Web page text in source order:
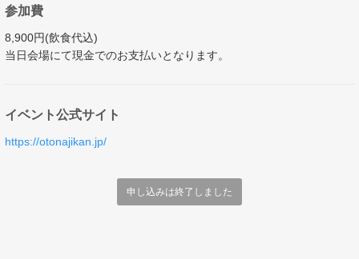
参加費
8,900円(飲食代込)
当日会場にて現金でのお支払いとなります。
イベント公式サイト
https://otonajikan.jp/
申し込みは終了しました